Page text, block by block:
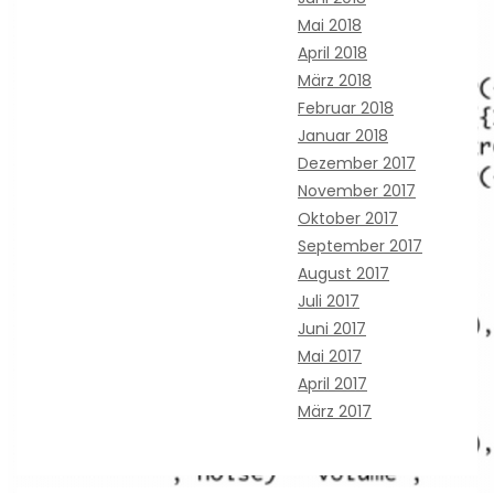
Mai 2018
April 2018
März 2018
Februar 2018
Januar 2018
Dezember 2017
November 2017
Oktober 2017
September 2017
August 2017
Juli 2017
Juni 2017
Mai 2017
April 2017
März 2017